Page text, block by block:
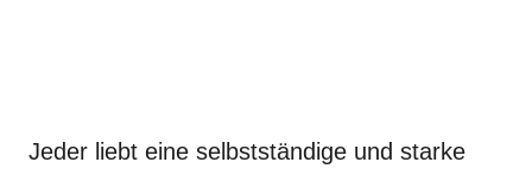
Jeder liebt eine selbstständige und starke